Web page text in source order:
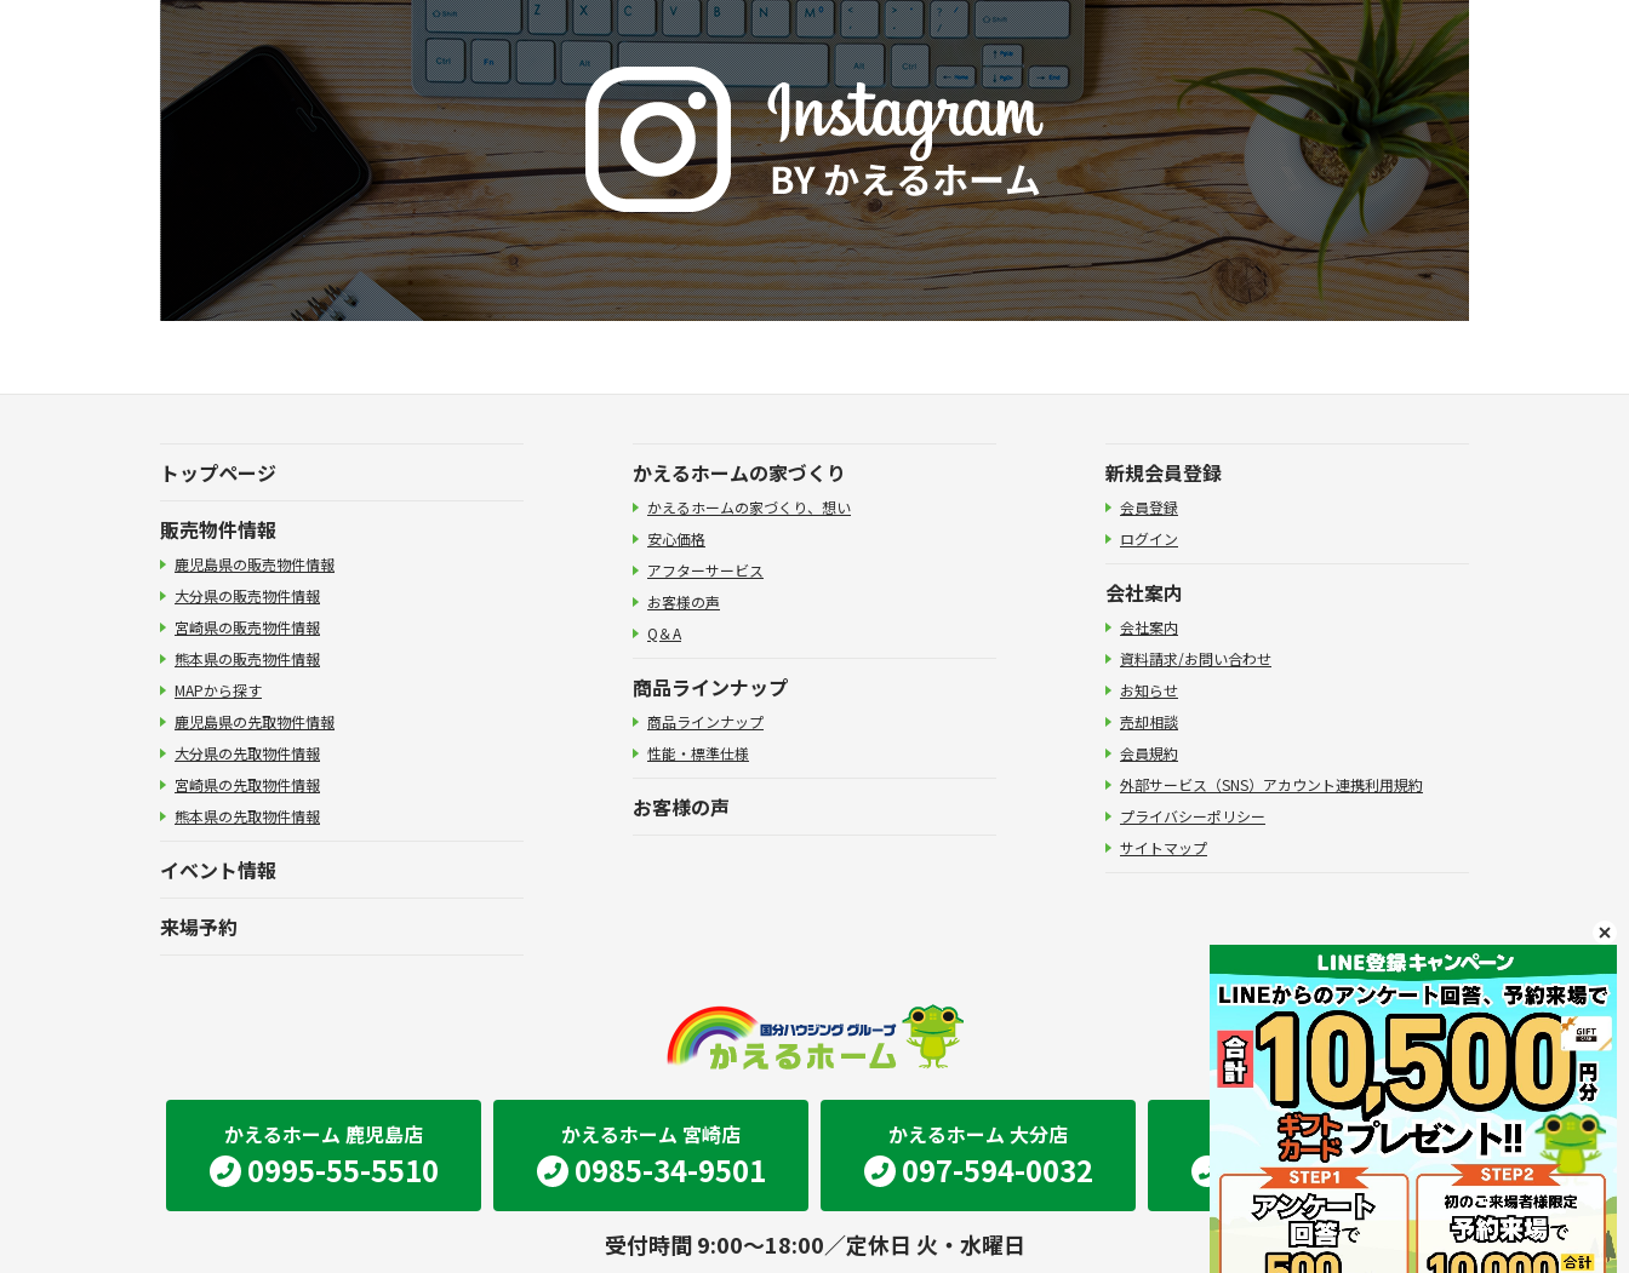
トップページ
販売物件情報
鹿児島県の販売物件情報
大分県の販売物件情報
宮崎県の販売物件情報
熊本県の販売物件情報
MAPから探す
鹿児島県の先取物件情報
大分県の先取物件情報
宮崎県の先取物件情報
熊本県の先取物件情報
イベント情報
来場予約
かえるホームの家づくり
かえるホームの家づくり、想い
安心価格
アフターサービス
お客様の声
Q＆A
商品ラインナップ
商品ラインナップ
性能・標準仕様
お客様の声
新規会員登録
会員登録
ログイン
会社案内
会社案内
資料請求/お問い合わせ
お知らせ
売却相談
会員規約
外部サービス（SNS）アカウント連携利用規約
プライバシーポリシー
サイトマップ
かえるホーム 鹿児島店
0995-55-5510
かえるホーム 宮崎店
0985-34-9501
かえるホーム 大分店
097-594-0032
かえるホーム 熊本店
096-283-2207
受付時間 9:00～18:00／定休日 火・水曜日